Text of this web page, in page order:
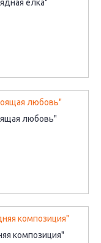
елка"
любовь"
композиция"